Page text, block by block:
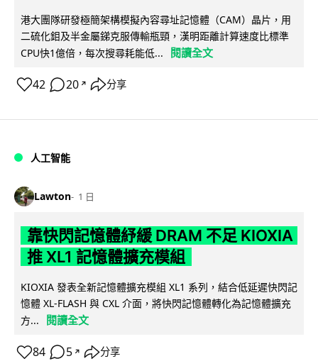
港大團隊研發極簡架構模擬內容尋址記憶體（CAM）晶片，用
二硫化鉬及半金屬銻克服傳輸瓶頸，漢明距離計算速度比標準
CPU快1億倍，每次搜尋耗能低...
閱讀全文
42 20 ↗ 分享
人工智能
Lawton 1 日
靠快閃記憶體紓緩 DRAM 不足 KIOXIA
推 XL1 記憶體擴充模組
KIOXIA 發表全新記憶體擴充模組 XL1 系列，結合低延遲快閃記
憶體 XL-FLASH 與 CXL 介面，將快閃記憶體轉化為記憶體擴充
方...
閱讀全文
84 5 ↗ 分享